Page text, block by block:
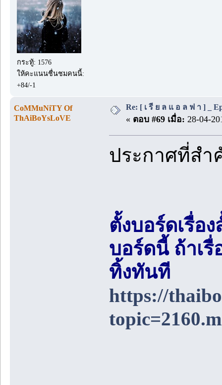
กระทู้: 1576
ให้คะแนนชื่นชมคนนี้:
+84/-1
CoMMuNiTY Of
ThAiBoYsLoVE
Re: [ เ รี ย ล แ อ ล ฟ า ] _
« ตอบ #69 เมื่อ: 28-04-
ประกาศที่ส
ตั้งบอร์ดเรื่อ
บอร์ดนี้ ถ้าเ
ทิ้งทันที
https://